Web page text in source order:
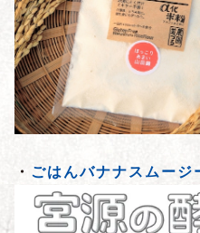
・ ごはんバナナスムージ